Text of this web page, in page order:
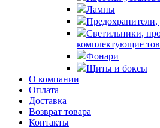
Лампы
Предохранители,
Светильники,
комплектующие
Фонари
Щиты и боксы
О компании
Оплата
Доставка
Возврат товара
Контакты